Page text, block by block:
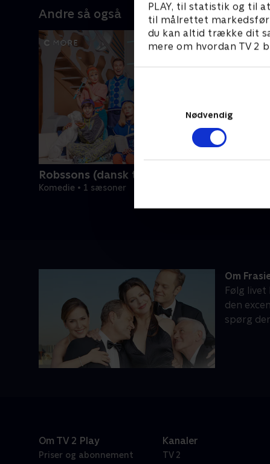
PLAY, til statistik og til
til målrettet
du kan altid trække dit
mere om hvordan TV 2
Nødvendig
Andre så også
Robssons (dansk tale)
Komedie • 1 sæsoner
Om
Følg
den
spørg
Om TV 2 Play
Priser og abonnement
Kanaler
TV 2